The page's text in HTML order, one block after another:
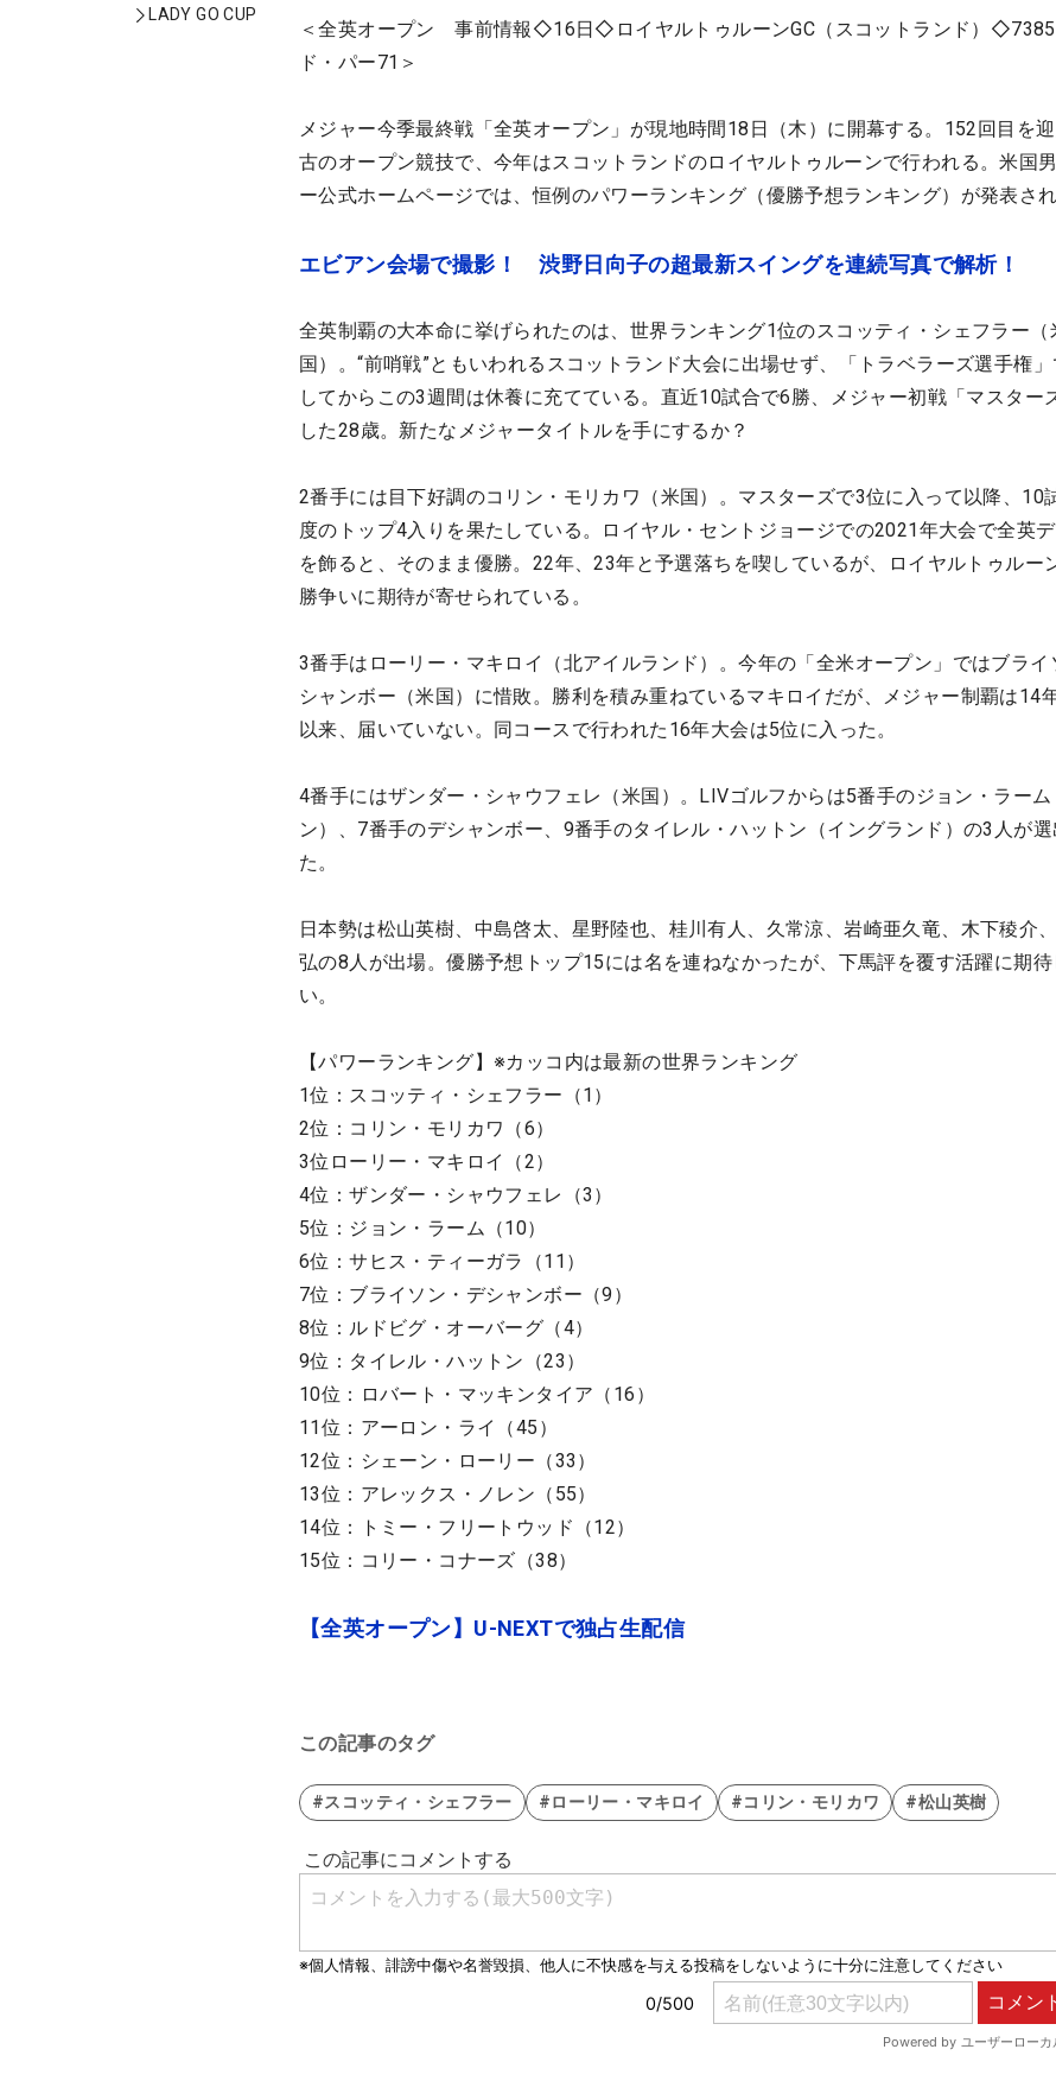
LADY GO CUP
＜全英オープン 事前情報◇16日◇ロイヤルトゥルーンGC（スコットランド）
ド・パー71＞
メジャー今季最終戦「全英オープン」が現地時間18日（木）に開幕する。152回目を
古のオープン競技で、今年はスコットランドのロイヤルトゥルーンで行われる。米国
ー公式ホームページでは、恒例のパワーランキング（優勝予想ランキング）が発表され
エビアン会場で撮影！ 渋野日向子の超最新スイングを連続写真で解析！
全英制覇の大本命に挙げられたのは、世界ランキング1位のスコッティ・シェフラー（
国）。“前哨戦”ともいわれるスコットランド大会に出場せず、「トラベラーズ選手権
してからこの3週間は休養に充てている。直近10試合で6勝、メジャー初戦「マスター
した28歳。新たなメジャータイトルを手にするか？
2番手には目下好調のコリン・モリカワ（米国）。マスターズで3位に入って以降、10
度のトップ4入りを果たしている。ロイヤル・セントジョージでの2021年大会で全英
を飾ると、そのまま優勝。22年、23年と予選落ちを喫しているが、ロイヤルトゥルー
勝争いに期待が寄せられている。
3番手はローリー・マキロイ（北アイルランド）。今年の「全米オープン」ではブライ
シャンボー（米国）に惜敗。勝利を積み重ねているマキロイだが、メジャー制覇は14
以来、届いていない。同コースで行われた16年大会は5位に入った。
4番手にはザンダー・シャウフェレ（米国）。LIVゴルフからは5番手のジョン・ラーム
ン）、7番手のデシャンボー、9番手のタイレル・ハットン（イングランド）の3人が
た。
日本勢は松山英樹、中島啓太、星野陸也、桂川有人、久常涼、岩崎亜久竜、木下稜介
弘の8人が出場。優勝予想トップ15には名を連ねなかったが、下馬評を覆す活躍に期待
い。
【パワーランキング】※カッコ内は最新の世界ランキング
1位：スコッティ・シェフラー（1）
2位：コリン・モリカワ（6）
3位ローリー・マキロイ（2）
4位：ザンダー・シャウフェレ（3）
5位：ジョン・ラーム（10）
6位：サヒス・ティーガラ（11）
7位：ブライソン・デシャンボー（9）
8位：ルドビグ・オーバーグ（4）
9位：タイレル・ハットン（23）
10位：ロバート・マッキンタイア（16）
11位：アーロン・ライ（45）
12位：シェーン・ローリー（33）
13位：アレックス・ノレン（55）
14位：トミー・フリートウッド（12）
15位：コリー・コナーズ（38）
【全英オープン】U-NEXTで独占生配信
この記事のタグ
#スコッティ・シェフラー #ローリー・マキロイ #コリン・モリカワ #松山英樹